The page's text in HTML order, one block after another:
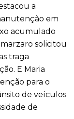
a
em
acumulado
solicitou
traga
E Maria
para o
de veículos
de